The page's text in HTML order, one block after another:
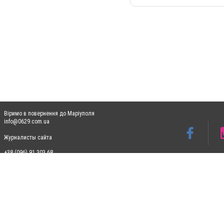
Віримо в повернення до Маріуполя
info@0629.com.ua
Журналисты сайта
+38 (096) 91 303 68